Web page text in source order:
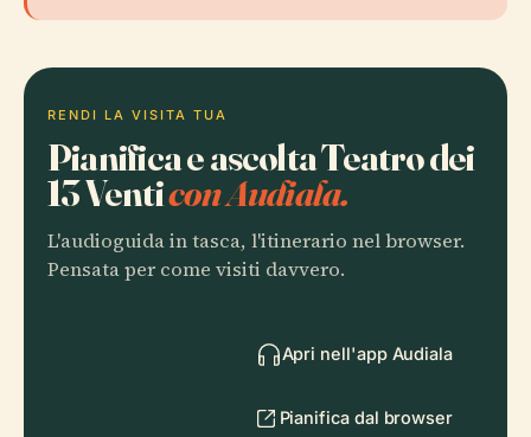
RENDI LA VISITA TUA
Pianifica e ascolta Teatro dei
13 Venticon Audiala.
L'audioguida in tasca, l'itinerario nel browser.
Pensata per come visiti davvero.
Apri nell'app Audiala
Pianifica dal browser